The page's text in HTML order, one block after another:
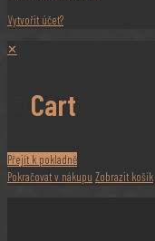
Vytvořit účet?
✕
Cart
Přejít k pokladně
Pokračovat v nákupu Zobrazit košík